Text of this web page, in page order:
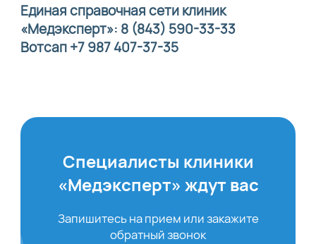
Единая справочная сети клиник
«Медэксперт»: 8 (843) 590-33-33
Вотсап +7 987 407-37-35
Специалисты клиники
«Медэксперт» ждут вас
Запишитесь на прием или закажите
обратный звонок